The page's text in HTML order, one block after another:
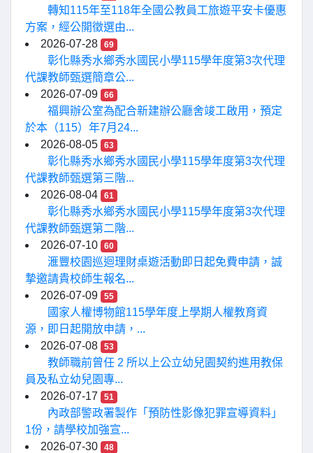
轉知115年至118年全國公教員工旅遊平安卡優惠
方案，經公開徵選由...
2026-07-28
69
彰化縣秀水鄉秀水國民小學115學年度第3次代理
代課教師甄選簡章公...
2026-07-09
66
福興辦公室為配合新建辦公廳舍竣工啟用，預定
於本（115）年7月24...
2026-08-05
63
彰化縣秀水鄉秀水國民小學115學年度第3次代理
代課教師甄選第三階...
2026-08-04
61
彰化縣秀水鄉秀水國民小學115學年度第3次代理
代課教師甄選第二階...
2026-07-10
60
滙豐校園巡迴理財桌遊活動即日起免費申請，誠
摯邀請貴校師生報名...
2026-07-09
55
國家人權博物館115學年度上學期人權教育資
源，即日起開放申請，...
2026-07-08
53
教師職前曾任 2 所以上公立幼兒園契約進用教保
員及私立幼兒園專...
2026-07-17
51
內政部警政署製作「預防性影像犯罪宣導資料」
1份，請學校加強宣...
2026-07-30
48